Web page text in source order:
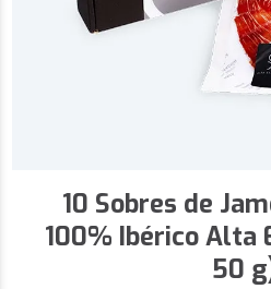
10 Sobres de
100% Ibérico Alta
50